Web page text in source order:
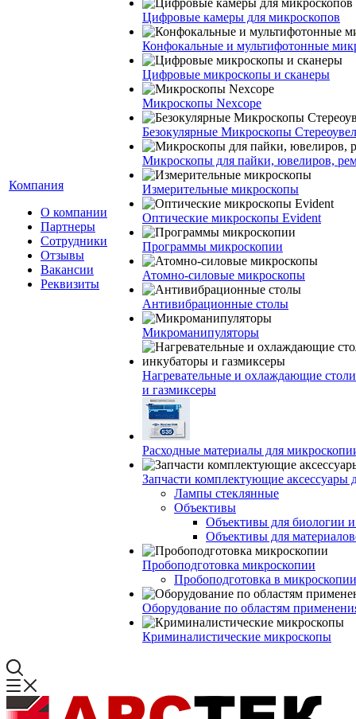
Компания
О компании
Партнеры
Сотрудники
Отзывы
Вакансии
Реквизиты
Цифровые камеры для микроскопов
Конфокальные и мультифотонные
Цифровые микроскопы и сканеры
Микроскопы Nexcope
Безокулярные Микроскопы
Микроскопы для пайки, ювелиров,
Измерительные микроскопы
Оптические микроскопы Evident
Программы микроскопии
Атомно-силовые микроскопы
Антивибрационные столы
Микроманипуляторы
Нагревательные и охлаждающие
и газмиксеры
Расходные материалы для
Запчасти комплектующие аксессуары
Лампы стеклянные
Объективы
Объективы для биологии
Объективы для
Пробоподготовка микроскопии
Пробоподготовка в
Оборудование по областям
Криминалистические микроскопы